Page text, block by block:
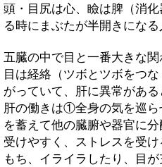
頭・目尻は心、瞼は脾（消
る時にまぶたが半開きにな
五臓の中で目と一番大きな
目は経絡（ツボとツボをつ
がっていて、肝に異常があ
肝の働きは①全身の気を巡
を蓄えて他の臓腑や器官に
受けやすく、ストレスを受
もち、イライラしたり、目